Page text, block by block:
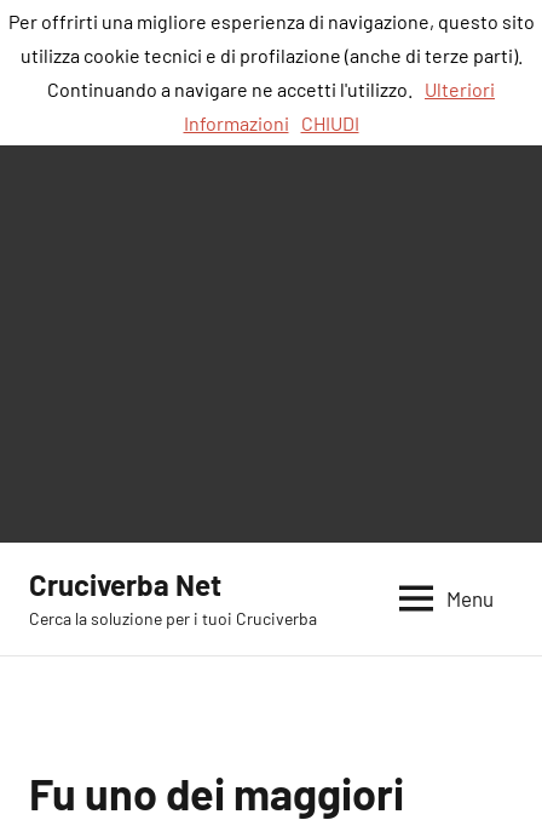
contenuto
Cruciverba Net
Cerca la soluzione per i tuoi Cruciverba
Menu
Fu uno dei maggiori
Per offrirti una migliore esperienza di navigazione, questo sito
utilizza cookie tecnici e di profilazione (anche di terze parti).
Continuando a navigare ne accetti l'utilizzo.
Ulteriori
Informazioni
CHIUDI